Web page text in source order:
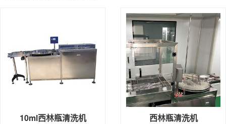
10ml西林瓶清洗机 西林瓶清洗机